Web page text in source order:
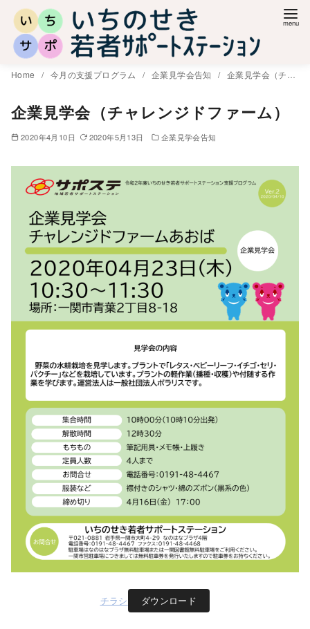
Home 今月の支援プログラム 企業見学会告知 企業見学会（チャレンジドファーム）
企業見学会（チャレンジドファーム）
2020年4月10日 2020年5月13日 企業見学会告知
チラシ ダウンロード